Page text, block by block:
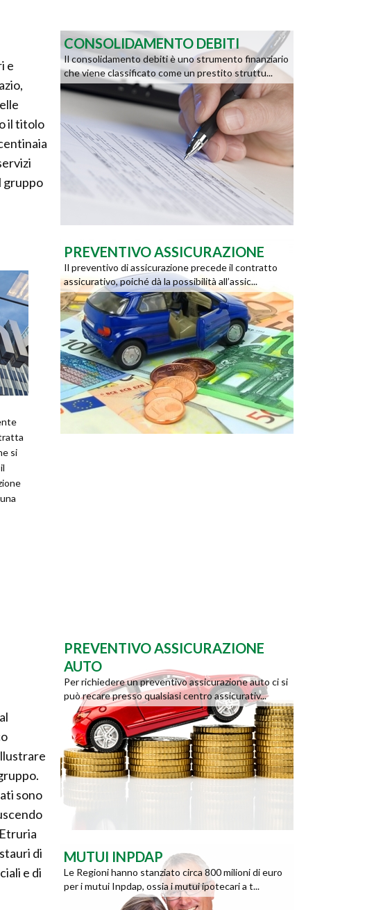
e
il titolo
gruppo
si
sono
di
e di
CONSOLIDAMENTO DEBITI
Il consolidamento debiti è uno strumento finanziario
che viene classificato come un prestito struttu...
PREVENTIVO ASSICURAZIONE
Il preventivo di assicurazione precede il contratto
assicurativo, poiché dà la possibilità all’assic...
PREVENTIVO ASSICURAZIONE
AUTO
Per richiedere un preventivo assicurazione auto ci si
può recare presso qualsiasi centro assicurativ...
MUTUI INPDAP
Le Regioni hanno stanziato circa 800 milioni di euro
per i mutui Inpdap, ossia i mutui ipotecari a t...